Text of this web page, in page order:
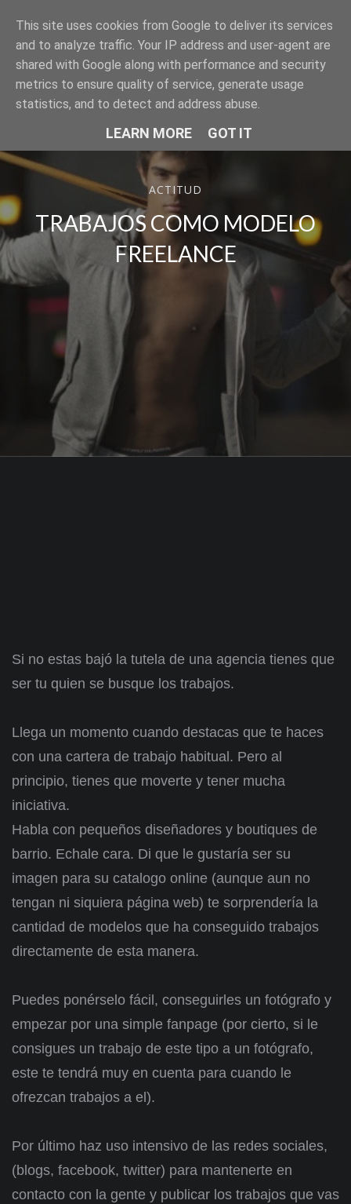
SER MODELO
ACTITUD
TRABAJOS COMO MODELO
FREELANCE
Si no estas bajó la tutela de una agencia tienes que
ser tu quien se busque los trabajos.
Llega un momento cuando destacas que te haces
con una cartera de trabajo habitual. Pero al
principio, tienes que moverte y tener mucha
iniciativa.
Habla con pequeños diseñadores y boutiques de
barrio. Echale cara. Di que le gustaría ser su
imagen para su catalogo online (aunque aun no
tengan ni siquiera página web) te sorprendería la
cantidad de modelos que ha conseguido trabajos
directamente de esta manera.
Puedes ponérselo fácil, conseguirles un fotógrafo y
empezar por una simple fanpage (por cierto, si le
consigues un trabajo de este tipo a un fotógrafo,
este te tendrá muy en cuenta para cuando le
ofrezcan trabajos a el).
Por último haz uso intensivo de las redes sociales,
(blogs, facebook, twitter) para mantenerte en
contacto con la gente y publicar los trabajos que vas
This site uses cookies from Google to deliver its services
and to analyze traffic. Your IP address and user-agent are
shared with Google along with performance and security
metrics to ensure quality of service, generate usage
statistics, and to detect and address abuse.
LEARN MORE GOT IT